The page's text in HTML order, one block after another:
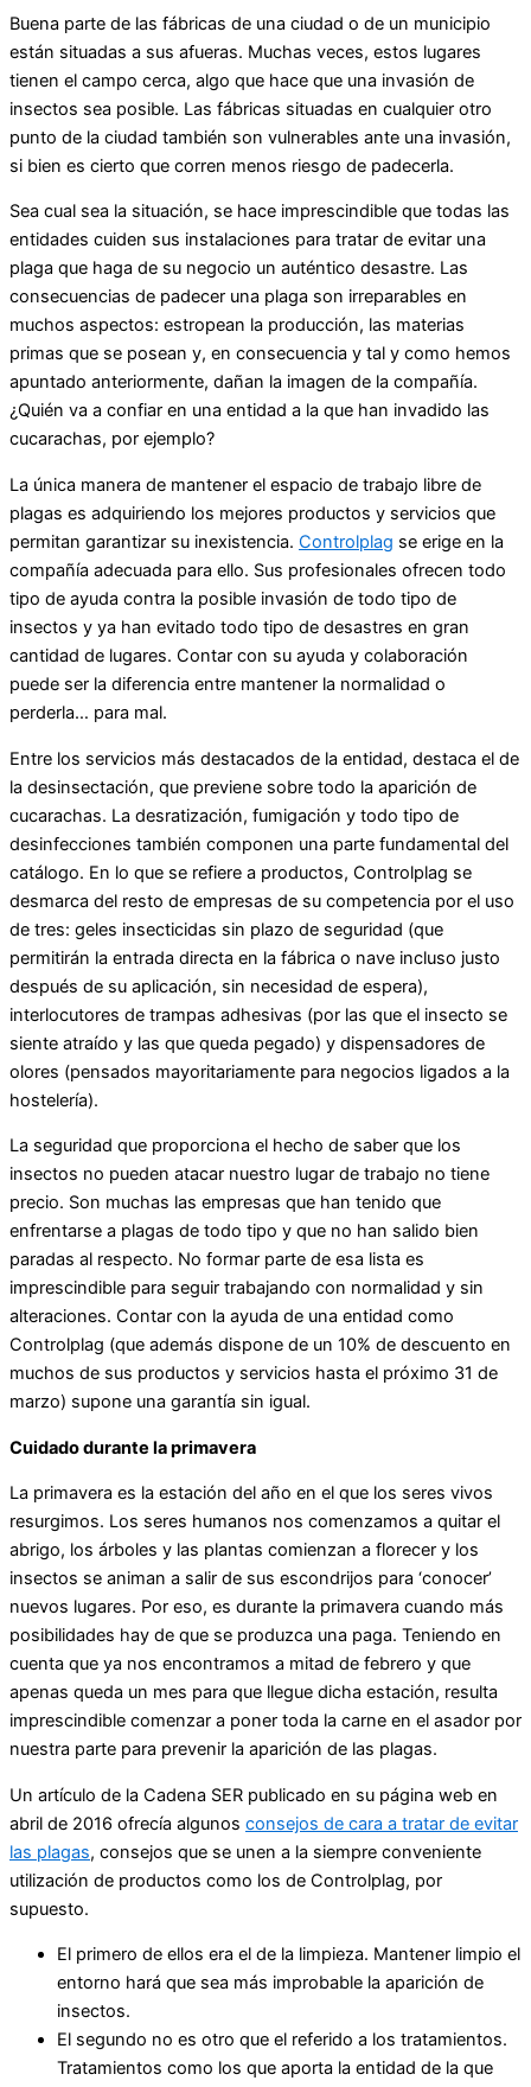
Buena parte de las fábricas de una ciudad o de un municipio
están situadas a sus afueras. Muchas veces, estos lugares
tienen el campo cerca, algo que hace que una invasión de
insectos sea posible. Las fábricas situadas en cualquier otro
punto de la ciudad también son vulnerables ante una invasión,
si bien es cierto que corren menos riesgo de padecerla.
Sea cual sea la situación, se hace imprescindible que todas las
entidades cuiden sus instalaciones para tratar de evitar una
plaga que haga de su negocio un auténtico desastre. Las
consecuencias de padecer una plaga son irreparables en
muchos aspectos: estropean la producción, las materias
primas que se posean y, en consecuencia y tal y como hemos
apuntado anteriormente, dañan la imagen de la compañía.
¿Quién va a confiar en una entidad a la que han invadido las
cucarachas, por ejemplo?
La única manera de mantener el espacio de trabajo libre de
plagas es adquiriendo los mejores productos y servicios que
permitan garantizar su inexistencia. Controlplag se erige en la
compañía adecuada para ello. Sus profesionales ofrecen todo
tipo de ayuda contra la posible invasión de todo tipo de
insectos y ya han evitado todo tipo de desastres en gran
cantidad de lugares. Contar con su ayuda y colaboración
puede ser la diferencia entre mantener la normalidad o
perderla… para mal.
Entre los servicios más destacados de la entidad, destaca el de
la desinsectación, que previene sobre todo la aparición de
cucarachas. La desratización, fumigación y todo tipo de
desinfecciones también componen una parte fundamental del
catálogo. En lo que se refiere a productos, Controlplag se
desmarca del resto de empresas de su competencia por el uso
de tres: geles insecticidas sin plazo de seguridad (que
permitirán la entrada directa en la fábrica o nave incluso justo
después de su aplicación, sin necesidad de espera),
interlocutores de trampas adhesivas (por las que el insecto se
siente atraído y las que queda pegado) y dispensadores de
olores (pensados mayoritariamente para negocios ligados a la
hostelería).
La seguridad que proporciona el hecho de saber que los
insectos no pueden atacar nuestro lugar de trabajo no tiene
precio. Son muchas las empresas que han tenido que
enfrentarse a plagas de todo tipo y que no han salido bien
paradas al respecto. No formar parte de esa lista es
imprescindible para seguir trabajando con normalidad y sin
alteraciones. Contar con la ayuda de una entidad como
Controlplag (que además dispone de un 10% de descuento en
muchos de sus productos y servicios hasta el próximo 31 de
marzo) supone una garantía sin igual.
Cuidado durante la primavera
La primavera es la estación del año en el que los seres vivos
resurgimos. Los seres humanos nos comenzamos a quitar el
abrigo, los árboles y las plantas comienzan a florecer y los
insectos se animan a salir de sus escondrijos para ‘conocer’
nuevos lugares. Por eso, es durante la primavera cuando más
posibilidades hay de que se produzca una paga. Teniendo en
cuenta que ya nos encontramos a mitad de febrero y que
apenas queda un mes para que llegue dicha estación, resulta
imprescindible comenzar a poner toda la carne en el asador por
nuestra parte para prevenir la aparición de las plagas.
Un artículo de la Cadena SER publicado en su página web en
abril de 2016 ofrecía algunos consejos de cara a tratar de evitar
las plagas, consejos que se unen a la siempre conveniente
utilización de productos como los de Controlplag, por
supuesto.
El primero de ellos era el de la limpieza. Mantener limpio el
entorno hará que sea más improbable la aparición de
insectos.
El segundo no es otro que el referido a los tratamientos.
Tratamientos como los que aporta la entidad de la que